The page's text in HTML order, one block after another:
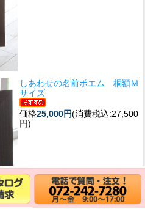
しあわせの名前ポエム 桐額Ｍ
サイズ
価格25,000円(消費税込:27,500
円)